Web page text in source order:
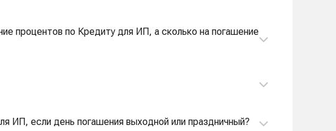
процентов по Кредиту для ИП, а сколько на погашение
ИП, если день погашения выходной или праздничный?